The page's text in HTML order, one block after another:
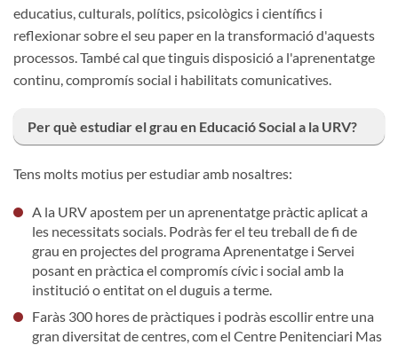
educatius, culturals, polítics, psicològics i científics i
reflexionar sobre el seu paper en la transformació d'aquests
processos. També cal que tinguis disposició a l'aprenentatge
continu, compromís social i habilitats comunicatives.
Per què estudiar el grau en Educació Social a la URV?
Tens molts motius per estudiar amb nosaltres:
A la URV apostem per un aprenentatge pràctic aplicat a
les necessitats socials. Podràs fer el teu treball de fi de
grau en projectes del programa Aprenentatge i Servei
posant en pràctica el compromís cívic i social amb la
institució o entitat on el duguis a terme.
Faràs 300 hores de pràctiques i podràs escollir entre una
gran diversitat de centres, com el Centre Penitenciari Mas